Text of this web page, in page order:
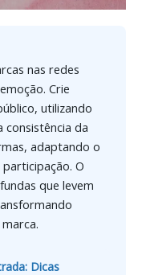
nas redes
Crie
utilizando
consistência da
adaptando o
O
que levem
Dicas